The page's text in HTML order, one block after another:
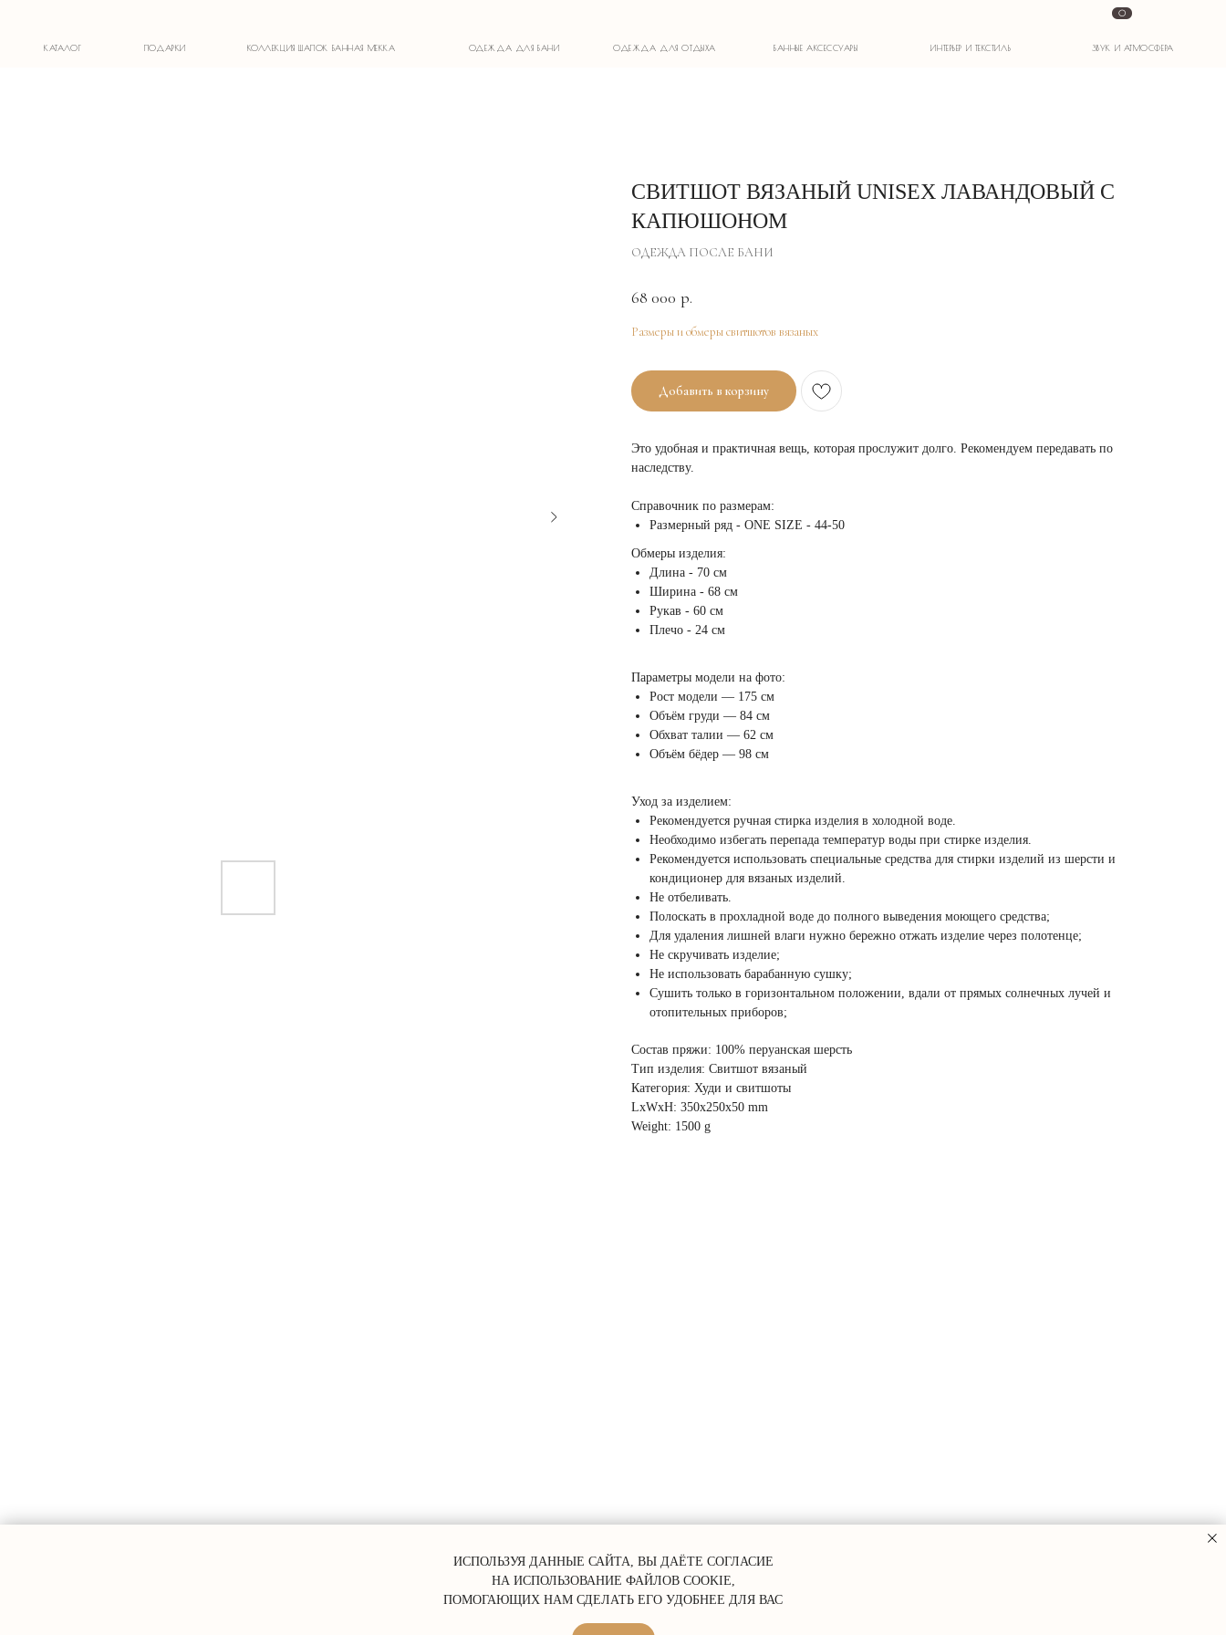
ИСПОЛЬЗУЯ ДАННЫЕ САЙТА, ВЫ ДАЁТЕ СОГЛАСИЕ
НА ИСПОЛЬЗОВАНИЕ ФАЙЛОВ COOKIE,
ПОМОГАЮЩИХ НАМ СДЕЛАТЬ ЕГО УДОБНЕЕ ДЛЯ ВАС
СВИТШОТ ВЯЗАНЫЙ UNISEX ЛАВАНДОВЫЙ С
КАПЮШОНОМ
ОДЕЖДА ПОСЛЕ БАНИ
68 000 р.
Размеры и обмеры свитшотов вязаных
Добавить в корзину
Это удобная и практичная вещь, которая прослужит долго. Рекомендуем передавать по
наследству.
Справочник по размерам:
Размерный ряд - ONE SIZE - 44-50
Обмеры изделия:
Длина - 70 см
Ширина - 68 см
Рукав - 60 см
Плечо - 24 см
Параметры модели на фото:
Рост модели — 175 см
Объём груди — 84 см
Обхват талии — 62 см
Объём бёдер — 98 см
Уход за изделием:
Рекомендуется ручная стирка изделия в холодной воде.
Необходимо избегать перепада температур воды при стирке изделия.
Рекомендуется использовать специальные средства для стирки изделий из шерсти и
кондиционер для вязаных изделий.
Не отбеливать.
Полоскать в прохладной воде до полного выведения моющего средства;
Для удаления лишней влаги нужно бережно отжать изделие через полотенце;
Не скручивать изделие;
Не использовать барабанную сушку;
Сушить только в горизонтальном положении, вдали от прямых солнечных лучей и
отопительных приборов;
Состав пряжи: 100% перуанская шерсть
Тип изделия: Свитшот вязаный
Категория: Худи и свитшоты
LxWxH: 350x250x50 mm
Weight: 1500 g
ERROR:Not found category